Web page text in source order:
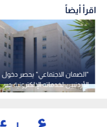
اقرأ أيضاً
"الضمان الاجتماعي" يحصر دخول
الأردنيين لخدماته الإلكترونية عبر
تطبيق "سند"